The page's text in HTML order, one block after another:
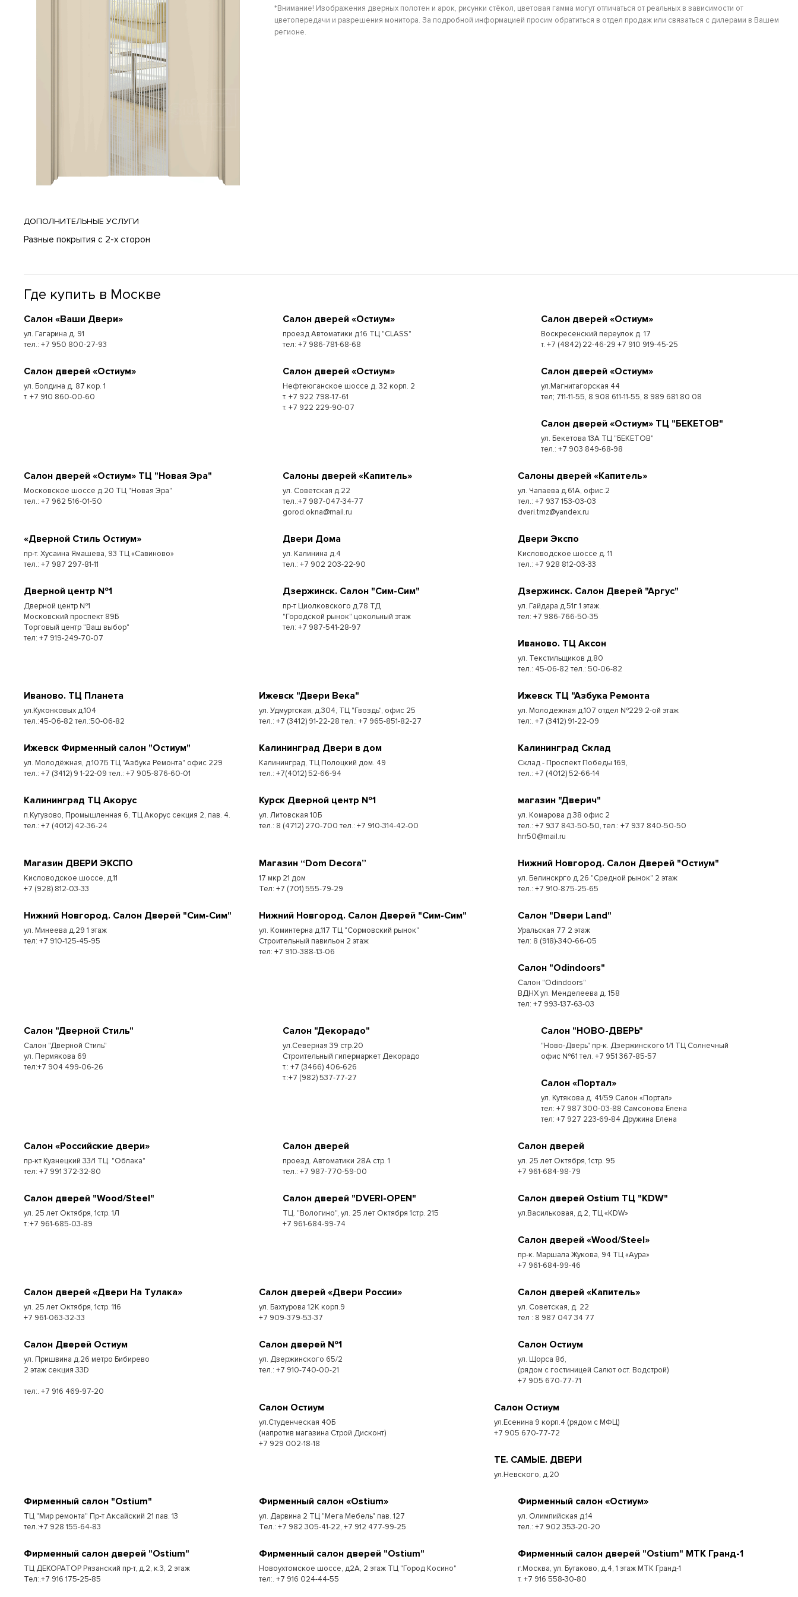
*Внимание! Изображения дверных полотен и арок, рисунки стёкол, цветовая гамма могут отличаться от реальных в зависимости от
цветопередачи и разрешения монитора. За подробной информацией просим обратиться в отдел продаж или связаться с дилерами в Вашем
регионе.
ДОПОЛНИТЕЛЬНЫЕ УСЛУГИ
Разные покрытия с 2-х сторон
Где купить в Москве
Cалон «Ваши Двери»
ул. Гагарина д. 91
тел.: +7 950 800-27-93
Cалон дверей «Остиум»
проезд Автоматики д.16 ТЦ "CLASS"
тел: +7 986-781-68-68
Cалон дверей «Остиум»
Воскресенский переулок д. 17
т. +7 (4842) 22-46-29 +7 910 919-45-25
Cалон дверей «Остиум»
ул. Болдина д. 87 кор. 1
т. +7 910 860-00-60
Cалон дверей «Остиум»
Нефтеюганское шоссе д. 32 корп. 2
т. +7 922 798-17-61
т. +7 922 229-90-07
Cалон дверей «Остиум»
ул.Магнитагорская 44
тел; 711-11-55, 8 908 611-11-55, 8 989 681 80 08
Cалон дверей «Остиум» ТЦ "БЕКЕТОВ"
ул. Бекетова 13А ТЦ "БЕКЕТОВ"
тел.: +7 903 849-68-98
Cалон дверей «Остиум» ТЦ "Новая Эра"
Московское шоссе д.20 ТЦ "Новая Эра"
тел.: +7 962 516-01-50
Cалоны дверей «Капитель»
ул. Советская д.22
тел.:+7 987-047-34-77
gorod.okna@mail.ru
Cалоны дверей «Капитель»
ул. Чапаева д.61А, офис.2
тел.: +7 937 153-03-03
dveri.tmz@yandex.ru
«Дверной Стиль Остиум»
пр-т. Хусаина Ямашева, 93 ТЦ «Савиново»
тел.: +7 987 297-81-11
Двери Дома
ул. Калинина д.4
тел.: +7 902 203-22-90
Двери Экспо
Кисловодское шоссе д. 11
тел.: +7 928 812-03-33
Дверной центр №1
Дверной центр №1
Московский проспект 89Б
Торговый центр "Ваш выбор"
тел: +7 919-249-70-07
Дзержинск. Салон "Сим-Сим"
пр-т Циолковского д.78 ТД
"Городской рынок" цокольный этаж
тел: +7 987-541-28-97
Дзержинск. Салон Дверей "Аргус"
ул. Гайдара д.51г 1 этаж.
тел: +7 986-766-50-35
Иваново. ТЦ Аксон
ул. Текстильщиков д.80
тел.: 45-06-82 тел.: 50-06-82
Иваново. ТЦ Планета
ул.Куконковых д.104
тел.:45-06-82 тел.:50-06-82
Ижевск "Двери Века"
ул. Удмуртская, д.304, ТЦ "Гвоздь", офис 25
тел.: +7 (3412) 91-22-28 тел.: +7 965-851-82-27
Ижевск ТЦ "Азбука Ремонта
ул. Молодежная д.107 отдел №229 2-ой этаж
тел:. +7 (3412) 91-22-09
Ижевск Фирменный салон "Остиум"
ул. Молодёжная, д.107Б ТЦ "Азбука Ремонта" офис 229
тел.: +7 (3412) 9 1-22-09 тел.: +7 905-876-60-01
Калининград Двери в дом
Калининград, ТЦ Полоцкий дом. 49
тел.: +7(4012) 52-66-94
Калининград Склад
Склад - Проспект Победы 169,
тел.:​ +7 (4012) 52-66-14
Калининград ТЦ Акорус
п.Кутузово, Промышленная 6, ТЦ Акорус секция 2, пав. 4.
тел.: +7 (4012) 42-36-24
Курск Дверной центр №1
ул. Литовская 10Б
тел.: 8 (4712) 270-700 тел.: +7 910-314-42-00
магазин "Дверич"
ул. Комарова д.38 офис 2
тел.: +7 937 843-50-50, тел.: +7 937 840-50-50
hrr50@mail.ru
Магазин ДВЕРИ ЭКСПО
Кисловодское шоссе, д.11
+7 (928) 812-03-33
Магазин “Dom Decora”
17 мкр 21 дом
Тел: +7 (701) 555-79-29
Нижний Новгород. Салон Дверей "Остиум"
ул. Белинскрго д.26 "Средной рынок" 2 этаж
тел.: +7 910-875-25-65
Нижний Новгород. Салон Дверей "Сим-Сим"
ул. Минеева д.29 1 этаж
тел: +7 910-125-45-95
Нижний Новгород. Салон Дверей "Сим-Сим"
ул. Коминтерна д.117 ТЦ "Сормовский рынок"
Строительный павильон 2 этаж
тел: +7 910-388-13-06
Салон "Dвери Land"
Уральская 77 2 этаж
тел: 8 (918)-340-66-05
Салон "Odindoors"
Салон "Odindoors"
ВДНХ ул. Менделеева д. 158
тел: +7 993-137-63-03
Салон "Дверной Стиль"
Салон "Дверной Стиль"
ул. Пермякова 69
тел:+7 904 499-06-26
Салон "Декорадо"
ул.Северная 39 стр.20
Строительный гипермаркет Декорадо
т.: +7 (3466) 406-626
т.:+7 (982) 537-77-27
Салон "НОВО-ДВЕРЬ"
"Ново-Дверь" пр-к. Дзержинского 1/1 ТЦ Солнечный
офис №61 тел. +7 951 367-85-57
Салон «Портал»
ул. Кутякова д. 41/59 Салон «Портал»
тел: +7 987 300-03-88 Самсонова Елена
тел: +7 927 223-69-84 Дружина Елена
Салон «Российские двери»
пр-кт Кузнецкий 33/1 ТЦ. "Облака"
тел: +7 991 372-32-80
Салон дверей
проезд. Автоматики 28А стр. 1
тел.: +7 987-770-59-00
Салон дверей
ул. 25 лет Октября, 1стр. 95
+7 961-684-98-79
Салон дверей "Wood/Steel"
ул. 25 лет Октября, 1стр. 1Л
т.:+7 961-685-03-89
Салон дверей "DVERI-OPEN"
ТЦ. "Вологино", ул. 25 лет Октября 1стр. 215
+7 961-684-99-74
Салон дверей Ostium ТЦ "KDW"
ул.Васильковая, д.2, ТЦ «KDW»
Салон дверей «Wood/Steel»
пр-к. Маршала Жукова, 94 ТЦ «Аура»
+7 961-684-99-46
Салон дверей «Двери На Тулака»
ул. 25 лет Октября, 1стр. 116
+7 961-063-32-33
Салон дверей «Двери России»
ул. Бахтурова 12К корп.9
+7 909-379-53-37
Салон дверей «Капитель»
ул. Советская, д. 22
тел : 8 987 047 34 77
Салон Дверей Остиум
ул. Пришвина д.26 метро Бибирево
2 этаж секция 33D
тел:. +7 916 469-97-20
Салон дверей №1
ул. Дзержинского 65/2
тел.: +7 910-740-00-21
Салон Остиум
ул. Щорса 8б,
(рядом с гостиницей Салют ост. Водстрой)
+7 905 670-77-71
Салон Остиум
ул.Студенческая 40Б
(напротив магазина Строй Дисконт)
+7 929 002-18-18
Салон Остиум
ул.Есенина 9 корп.4 (рядом с МФЦ)
+7 905 670-77-72
ТЕ. САМЫЕ. ДВЕРИ
ул.Невского, д.20
Фирменный салон "Ostium"
ТЦ "Мир ремонта" Пр-т Аксайский 21 пав. 13
тел.:+7 928 155-64-83
Фирменный салон «Ostium»
ул. Дарвина 2 ТЦ "Мега Мебель" пав. 127
Тел.: +7 982 305-41-22, +7 912 477-99-25
Фирменный салон «Остиум»
ул. Олимпийская д.14
тел.: +7 902 353-20-20
Фирменный салон дверей "Ostium"
ТЦ ДЕКОРАТОР Рязанский пр-т, д.2, к.3, 2 этаж
Тел:.+7 916 175-25-85
Фирменный салон дверей "Ostium"
Новоухтомское шоссе, д2А, 2 этаж ТЦ "Город Косино"
тел:. +7 916 024-44-55
Фирменный салон дверей "Ostium" МТК Гранд-1
г.Москва, ул. Бутаково, д.4, 1 этаж МТК Гранд-1
т. +7 916 558-30-80